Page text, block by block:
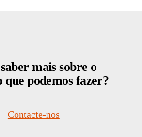
mais sobre o
podemos fazer?
Contacte-nos